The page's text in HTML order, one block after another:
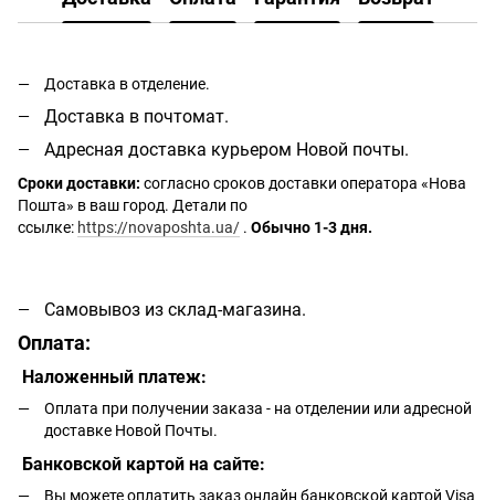
Доставка в отделение.
Доставка в почтомат.
Адресная доставка курьером Новой почты.
Сроки доставки: согласно сроков доставки оператора «Нова
Пошта» в ваш город. Детали по
ссылке: https://novaposhta.ua/ . Обычно 1-3 дня.
Самовывоз из склад-магазина.
Оплата:
Наложенный платеж:
Оплата при получении заказа - на отделении или адресной
доставке Новой Почты.
Банковской картой на сайте:
Вы можете оплатить заказ онлайн банковской картой Visa